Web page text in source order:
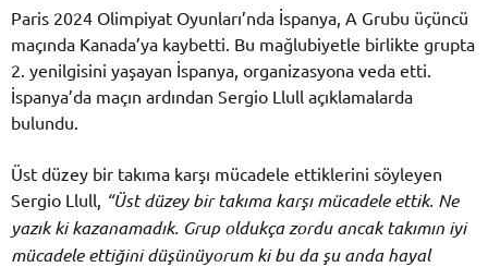
Paris 2024 Olimpiyat Oyunları’nda İspanya, A Grubu üçüncü
maçında Kanada’ya kaybetti. Bu mağlubiyetle birlikte grupta
2. yenilgisini yaşayan İspanya, organizasyona veda etti.
İspanya’da maçın ardından Sergio Llull açıklamalarda
bulundu.
Üst düzey bir takıma karşı mücadele ettiklerini söyleyen
Sergio Llull, “Üst düzey bir takıma karşı mücadele ettik. Ne
yazık ki kazanamadık. Grup oldukça zordu ancak takımın iyi
mücadele ettiğini düşünüyorum ki bu da şu anda hayal